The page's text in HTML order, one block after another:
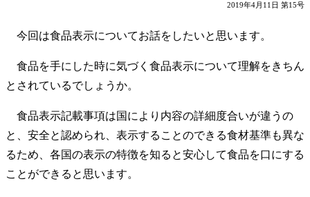
2019年4月11日 第15号
今回は食品表示についてお話をしたいと思います。
食品を手にした時に気づく食品表示について理解をきちん
とされているでしょうか。
食品表示記載事項は国により内容の詳細度合いが違うの
と、安全と認められ、表示することのできる食材基準も異な
るため、各国の表示の特徴を知ると安心して食品を口にする
ことができると思います。